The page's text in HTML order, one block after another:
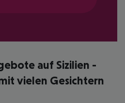
auf Sizilien -
vielen Gesichtern